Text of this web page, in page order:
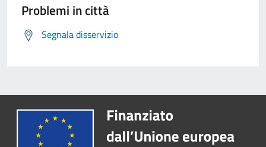
Problemi in città
Segnala disservizio